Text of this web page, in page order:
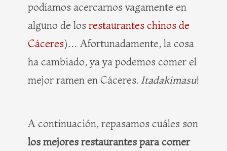
podíamos acercarnos vagamente en
alguno de los restaurantes chinos de
Cáceres)… Afortunadamente, la cosa
ha cambiado, ya ya podemos comer el
mejor ramen en Cáceres. Itadakimasu!
A continuación, repasamos cuáles son
los mejores restaurantes para comer